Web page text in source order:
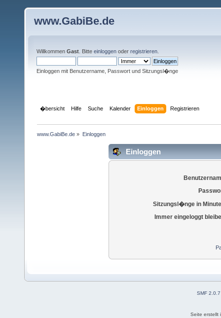
www.GabiBe.de
Willkommen Gast . Bitte einloggen oder registrieren
Einloggen mit Benutzername, Passwort und Sitzungsl�nge
�bersicht Hilfe Suche Kalender Einloggen Registrieren
www.GabiBe.de » Einloggen
Einloggen
Sitzungsl�nge in
Immer eingeloggt
SMF 2.0.7
Seite erstellt